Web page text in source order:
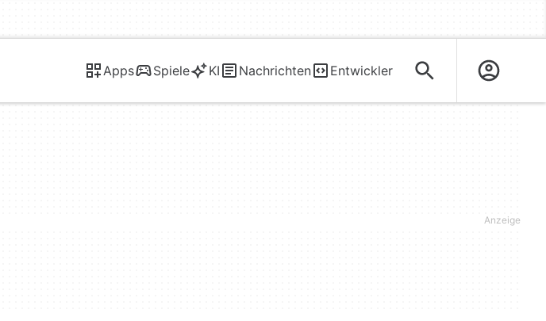
Apps Spiele KI Nachrichten Entwickler